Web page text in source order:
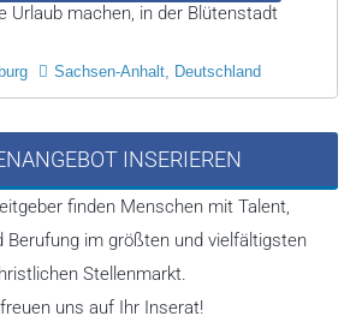
Urlaub machen, in der Blütenstadt
Sachsen-Anhalt, Deutschland
INSERIEREN
finden Menschen mit Talent,
Berufung im größten und vielfältigsten
Stellenmarkt.
uns auf Ihr Inserat!